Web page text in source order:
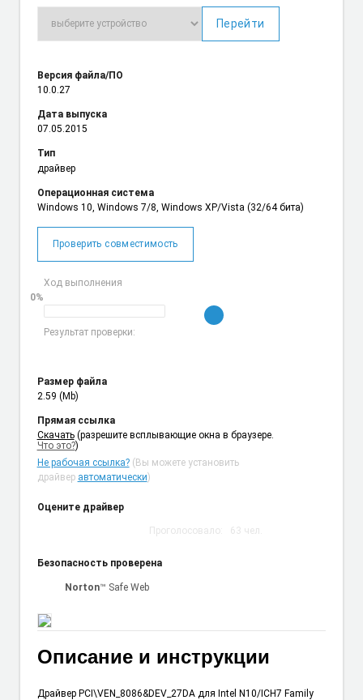
Перейти
Версия файла/ПО
10.0.27
Дата выпуска
07.05.2015
Тип
драйвер
Операционная система
Windows 10, Windows 7/8, Windows XP/Vista (32/64 бита)
Проверить совместимость
Ход выполнения
0%
Результат проверки:
Размер файла
2.59 (Mb)
Прямая ссылка
Cкачать (разрешите всплывающие окна в браузере.
Что это?)
Не рабочая ссылка?(Вы можете установить
драйвер автоматически)
Оцените драйвер
Проголосовало: 63 чел.
Безопасность проверена
Norton™ Safe Web
Описание и инструкции
Драйвер PCI\VEN_8086&DEV_27DA для Intel N10/ICH7 Family